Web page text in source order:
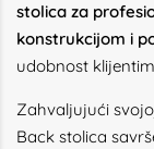
stolica za
konstrukcijom i
udobnost
Zahvaljujući
Back stolica